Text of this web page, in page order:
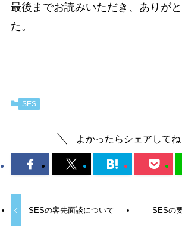
最後までお読みいただき、ありが
た。
SES
よかったらシェアしてね
SESの客先面談について SESの